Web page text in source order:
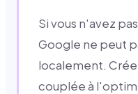
Si vous n'avez
Google ne peut
localement.
couplée à